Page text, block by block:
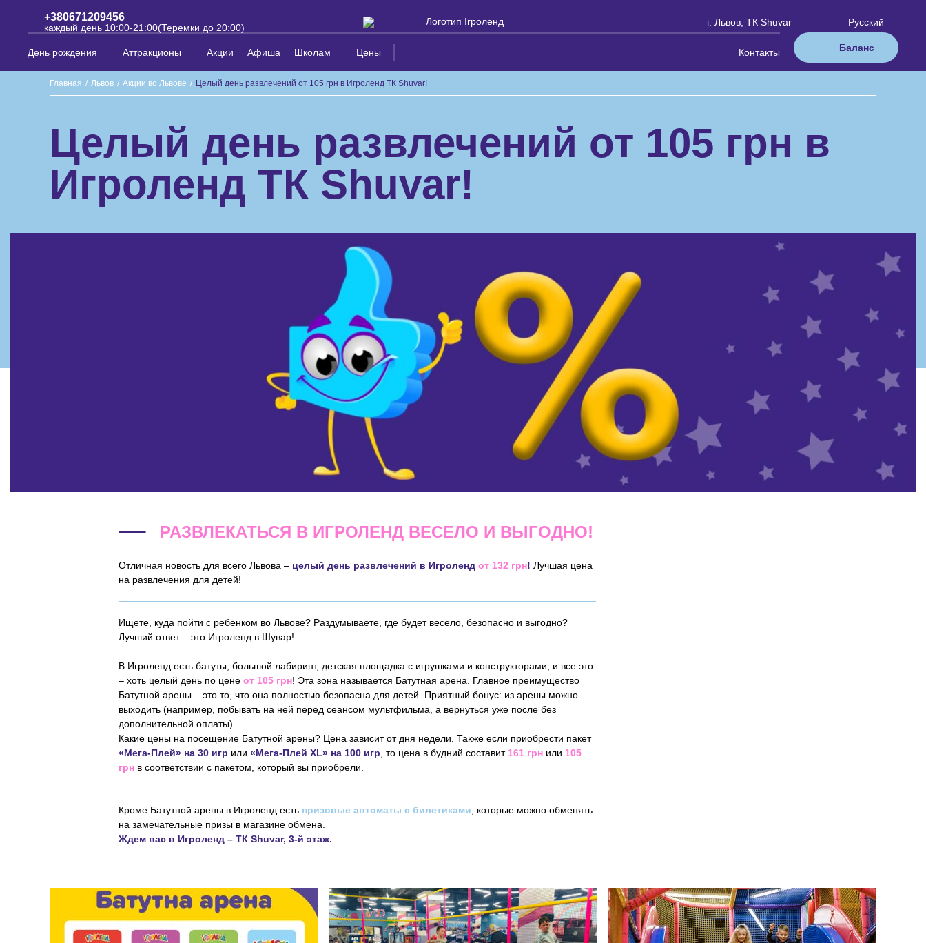
+380671209456
каждый день 10:00-21:00(Теремки до 20:00) г. Львов, ТК Shuvar Русский
День рождения Аттракционы Акции Афиша Школам Цены Контакты Баланс
Главная / Львов / Акции во Львове / Целый день развлечений от 105 грн в Игроленд ТК Shuvar!
Целый день развлечений от 105 грн в
Игроленд ТК Shuvar!
РАЗВЛЕКАТЬСЯ В ИГРОЛЕНД ВЕСЕЛО И ВЫГОДНО!
Отличная новость для всего Львова – целый день развлечений в Игроленд от 132 грн! Лучшая цена
на развлечения для детей!
Ищете, куда пойти с ребенком во Львове? Раздумываете, где будет весело, безопасно и выгодно?
Лучший ответ – это Игроленд в Шувар!
В Игроленд есть батуты, большой лабиринт, детская площадка с игрушками и конструкторами, и все это
– хоть целый день по цене от 105 грн! Эта зона называется Батутная арена. Главное преимущество
Батутной арены – это то, что она полностью безопасна для детей. Приятный бонус: из арены можно
выходить (например, побывать на ней перед сеансом мультфильма, а вернуться уже после без
дополнительной оплаты).
Какие цены на посещение Батутной арены? Цена зависит от дня недели. Также если приобрести пакет
«Мега-Плей» на 30 игр или «Мега-Плей XL» на 100 игр, то цена в будний составит 161 грн или 105
грн в соответствии с пакетом, который вы приобрели.
Кроме Батутной арены в Игроленд есть призовые автоматы с билетиками, которые можно обменять
на замечательные призы в магазине обмена.
Ждем вас в Игроленд – ТК Shuvar, 3-й этаж.